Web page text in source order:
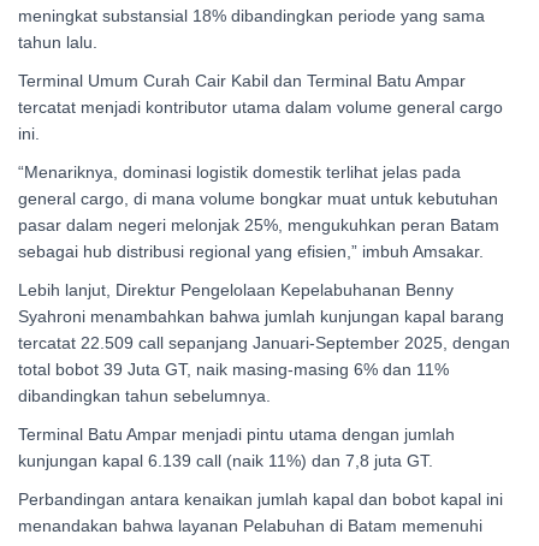
meningkat substansial 18% dibandingkan periode yang sama
tahun lalu.
Terminal Umum Curah Cair Kabil dan Terminal Batu Ampar
tercatat menjadi kontributor utama dalam volume general cargo
ini.
“Menariknya, dominasi logistik domestik terlihat jelas pada
general cargo, di mana volume bongkar muat untuk kebutuhan
pasar dalam negeri melonjak 25%, mengukuhkan peran Batam
sebagai hub distribusi regional yang efisien,” imbuh Amsakar.
Lebih lanjut, Direktur Pengelolaan Kepelabuhanan Benny
Syahroni menambahkan bahwa jumlah kunjungan kapal barang
tercatat 22.509 call sepanjang Januari-September 2025, dengan
total bobot 39 Juta GT, naik masing-masing 6% dan 11%
dibandingkan tahun sebelumnya.
Terminal Batu Ampar menjadi pintu utama dengan jumlah
kunjungan kapal 6.139 call (naik 11%) dan 7,8 juta GT.
Perbandingan antara kenaikan jumlah kapal dan bobot kapal ini
menandakan bahwa layanan Pelabuhan di Batam memenuhi